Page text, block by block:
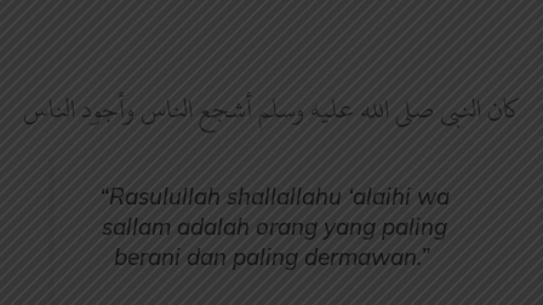
كان النبي صلى الله عليه وسلم أشجع الناس وأجود الناس
“Rasulullah shallallahu ‘alaihi wa
sallam adalah orang yang paling
berani dan paling dermawan.”